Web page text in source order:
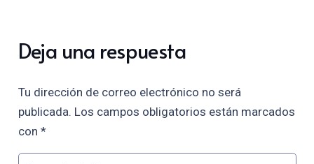
Deja una respuesta
Tu dirección de correo electrónico no será
publicada. Los campos obligatorios están marcados
con *